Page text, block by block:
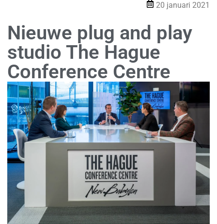
20 januari 2021
Nieuwe plug and play
studio The Hague
Conference Centre